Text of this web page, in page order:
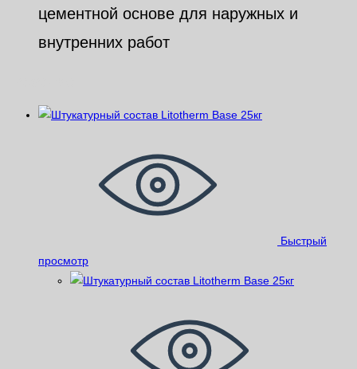
цементной основе для наружных и
внутренних работ
Быстрый
просмотр